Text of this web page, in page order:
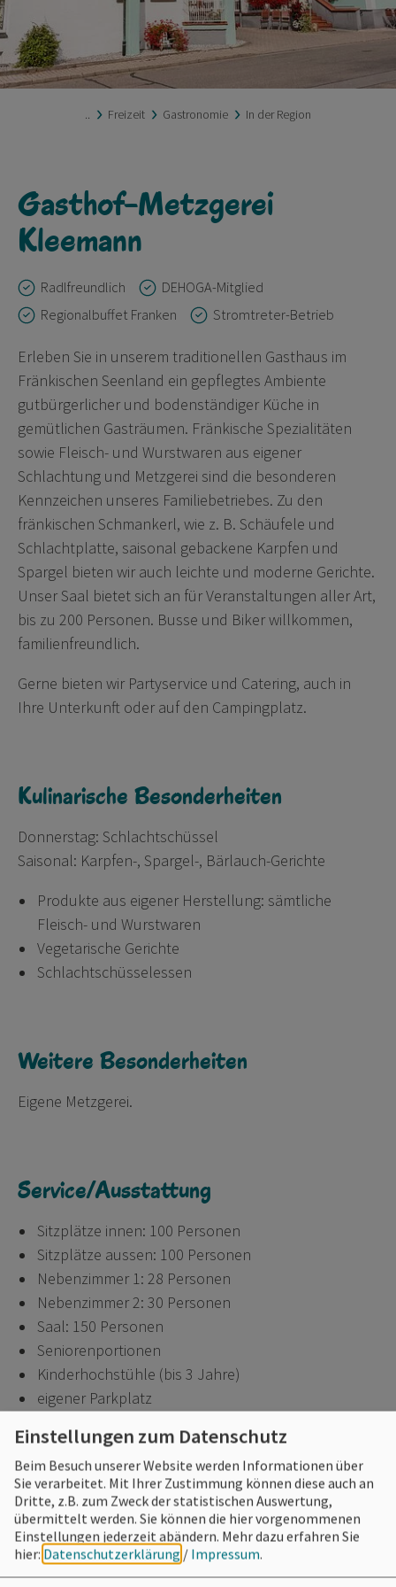
Freizeit Gastronomie In der Region
Gasthof-Metzgerei
Kleemann
Radlfreundlich
DEHOGA-Mitglied
Regionalbuffet Franken
Stromtreter-Betrieb
Erleben Sie in unserem traditionellen Gasthaus im
Fränkischen Seenland ein gepflegtes Ambiente
gutbürgerlicher und bodenständiger Küche in
gemütlichen Gasträumen. Fränkische Spezialitäten
sowie Fleisch- und Wurstwaren aus eigener
Schlachtung und Metzgerei sind die besonderen
Kennzeichen unseres Familiebetriebes. Zu den
fränkischen Schmankerl, wie z. B. Schäufele und
Schlachtplatte, saisonal gebackene Karpfen und
Spargel bieten wir auch leichte und moderne Gerichte.
Unser Saal bietet sich an für Veranstaltungen aller Art,
bis zu 200 Personen. Busse und Biker willkommen,
familienfreundlich.
Gerne bieten wir Partyservice und Catering, auch in
Ihre Unterkunft oder auf den Campingplatz.
Kulinarische Besonderheiten
Donnerstag: Schlachtschüssel
Saisonal: Karpfen-, Spargel-, Bärlauch-Gerichte
Produkte aus eigener Herstellung: sämtliche
Fleisch- und Wurstwaren
Vegetarische Gerichte
Schlachtschüsselessen
Weitere Besonderheiten
Eigene Metzgerei.
Service/Ausstattung
Sitzplätze innen: 100 Personen
Sitzplätze aussen: 100 Personen
Nebenzimmer 1: 28 Personen
Nebenzimmer 2: 30 Personen
Saal: 150 Personen
Seniorenportionen
Kinderhochstühle (bis 3 Jahre)
eigener Parkplatz
Parkplatz (Bus) am Haus
Busreisen willkommen
EC-Karten akzeptiert
WLAN
Rollstuhlgerecht
Haustiere erlaubt
Einstellungen zum Datenschutz
Beim Besuch unserer Website werden Informationen über
Sie verarbeitet. Mit Ihrer Zustimmung können diese auch an
Dritte, z.B. zum Zweck der statistischen Auswertung,
übermittelt werden. Sie können die hier vorgenommenen
Einstellungen jederzeit abändern. Mehr dazu erfahren Sie
hier: Datenschutzerklärung / Impressum.